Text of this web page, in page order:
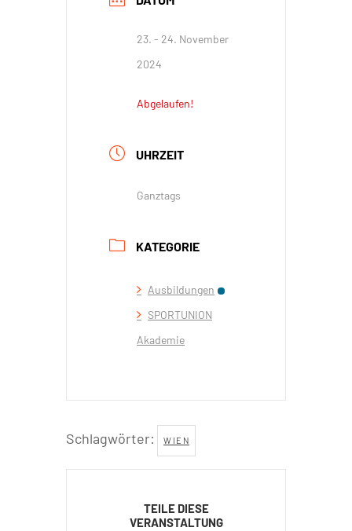
23. - 24. November
2024
Abgelaufen!
UHRZEIT
Ganztags
KATEGORIE
Ausbildungen
SPORTUNION
Akademie
Schlagwörter: WIEN
TEILE DIESE
VERANSTALTUNG